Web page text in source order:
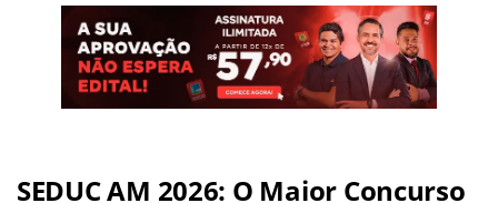
SEDUC AM 2026: O Maior Concurso